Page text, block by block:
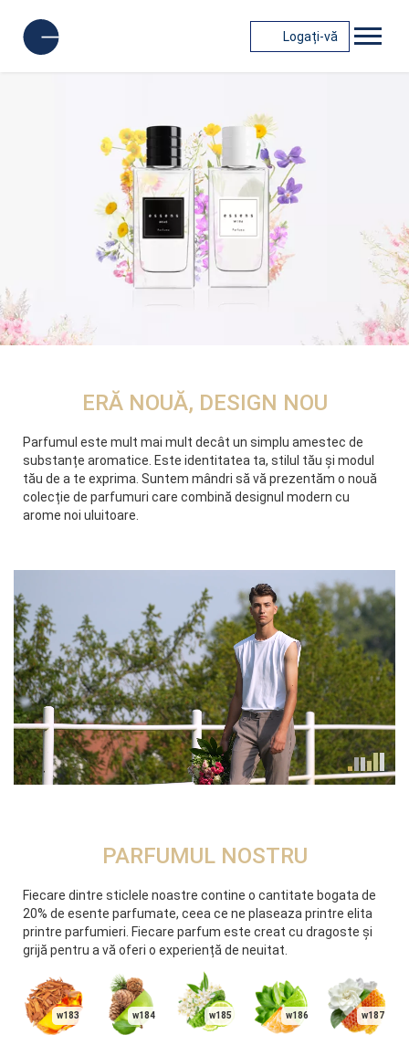
Logați-vă
ERĂ NOUĂ, DESIGN NOU
Parfumul este mult mai mult decât un simplu amestec de
substanțe aromatice. Este identitatea ta, stilul tău și modul
tău de a te exprima. Suntem mândri să vă prezentăm o nouă
colecție de parfumuri care combină designul modern cu
arome noi uluitoare.
PARFUMUL NOSTRU
Fiecare dintre sticlele noastre contine o cantitate bogata de
20% de esente parfumate, ceea ce ne plaseaza printre elita
printre parfumieri. Fiecare parfum este creat cu dragoste și
grijă pentru a vă oferi o experiență de neuitat.
w183 w184 w185 w186 w187